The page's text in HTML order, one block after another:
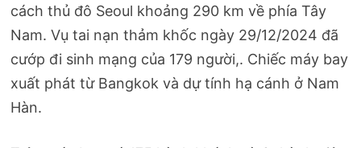
cách thủ đô Seoul khoảng 290 km về phía Tây
Nam. Vụ tai nạn thảm khốc ngày 29/12/2024 đã
cướp đi sinh mạng của 179 người,. Chiếc máy bay
xuất phát từ Bangkok và dự tính hạ cánh ở Nam
Hàn.